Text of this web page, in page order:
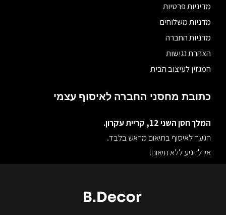
מדיניות פרטיות
מדניות משלוחים
מדניות החברה
הצהרת נגישות
המגזין לעיצוב הבית
כתובת מחסני החברה לאיסוף עצמי
המלך חסן השני 12, קריית עקרון.
הגעה לאיסוף בתיאום מראש בלבד.
אין להגיע ללא תיאום!